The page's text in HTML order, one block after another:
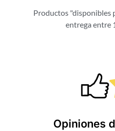
Productos "disponibles
entrega entre
Opiniones